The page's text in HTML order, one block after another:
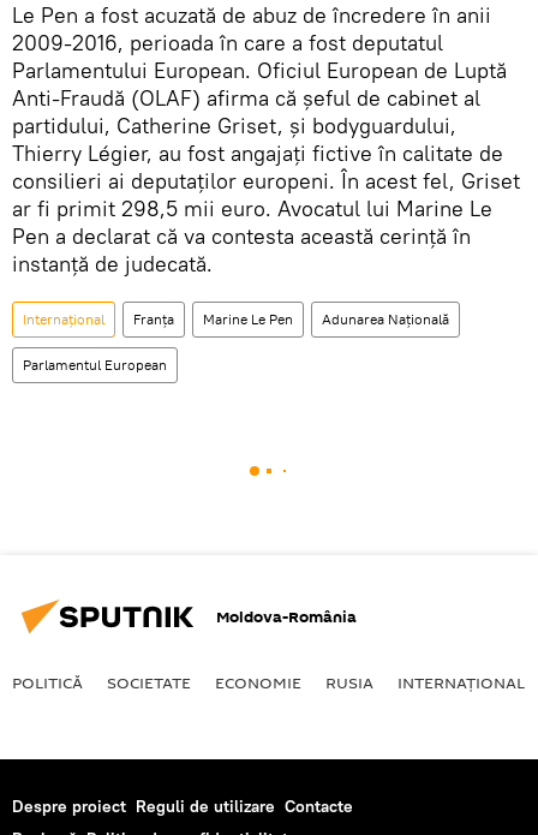
Le Pen a fost acuzată de abuz de încredere în anii
2009-2016, perioada în care a fost deputatul
Parlamentului European. Oficiul European de Luptă
Anti-Fraudă (OLAF) afirma că șeful de cabinet al
partidului, Catherine Griset, și bodyguardului,
Thierry Légier, au fost angajați fictive în calitate de
consilieri ai deputaților europeni. În acest fel, Griset
ar fi primit 298,5 mii euro. Avocatul lui Marine Le
Pen a declarat că va contesta această cerință în
instanță de judecată.
Internaţional Franța Marine Le Pen Adunarea Națională
Parlamentul European
Moldova-România
POLITICĂ SOCIETATE ECONOMIE RUSIA INTERNAŢIONAL
Despre proiect Reguli de utilizare Contacte